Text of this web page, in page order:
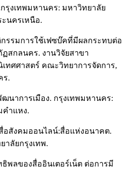
รุงเทพมหานคร: มหาวิทยาลัย
นครเหนือ.
กรรมการใช้เฟซบ๊คที่มีผลกระทบต่อ
สกลนคร. งานวิจัยสาขา
ทศศาสตร์ คณะวิทยาการจัดการ,
ร.
นาการเมือง. กรุงเทพมหานคร:
คำแหง.
อสังคมออนไลน์:สื่อแห่งอนาคต.
าลัยกรุงเทพ.
พลของสื่ออินเตอร์เน็ต ต่อการมี